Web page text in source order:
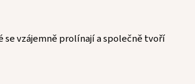
se vzájemně prolínají a společně tvoří